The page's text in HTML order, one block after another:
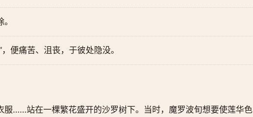
便痛苦、沮丧，于彼处隐没。
服……站在一棵繁花盛开的沙罗树下。当时，魔罗波旬想要使莲华色